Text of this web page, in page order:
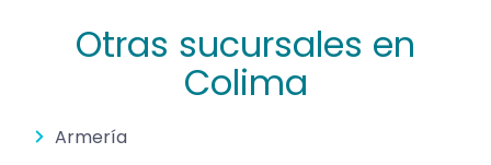
Otras sucursales en
Colima
Armería